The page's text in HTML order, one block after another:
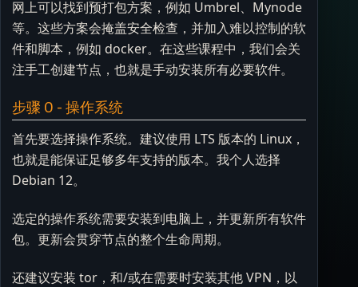
网上可以找到预打包方案，例如 Umbrel、Mynode
等。这些方案会掩盖安全检查，并加入难以控制的软
件和脚本，例如 docker。在这些课程中，我们会关
注手工创建节点，也就是手动安装所有必要软件。
步骤 0 - 操作系统
首先要选择操作系统。建议使用 LTS 版本的 Linux，
也就是能保证足够多年支持的版本。我个人选择
Debian 12。
选定的操作系统需要安装到电脑上，并更新所有软件
包。更新会贯穿节点的整个生命周期。
还建议安装 tor，和/或在需要时安装其他 VPN，以